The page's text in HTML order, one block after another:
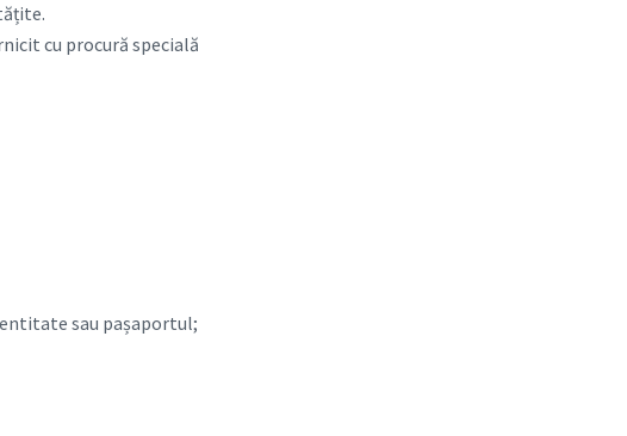
cu procură specială
sau pașaportul;